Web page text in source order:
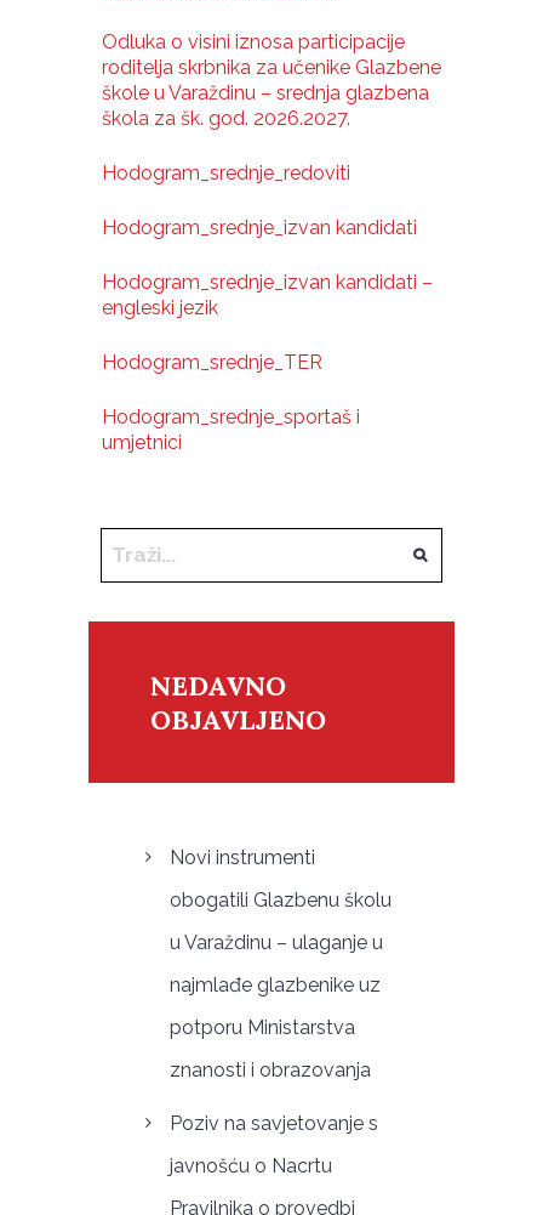
Odluka o visini iznosa participacije
roditelja skrbnika za učenike Glazbene
škole u Varaždinu – srednja glazbena
škola za šk. god. 2026.2027.
Hodogram_srednje_redoviti
Hodogram_srednje_izvan kandidati
Hodogram_srednje_izvan kandidati –
engleski jezik
Hodogram_srednje_TER
Hodogram_srednje_sportaš i
umjetnici
NEDAVNO
OBJAVLJENO
Novi instrumenti
obogatili Glazbenu školu
u Varaždinu – ulaganje u
najmlađe glazbenike uz
potporu Ministarstva
znanosti i obrazovanja
Poziv na savjetovanje s
javnošću o Nacrtu
Pravilnika o provedbi